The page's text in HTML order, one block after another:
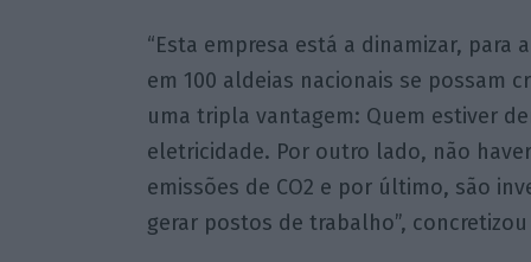
“Esta empresa está a dinamizar,
em 100 aldeias nacionais se possam
uma tripla vantagem: Quem estiver
eletricidade. Por outro lado, não
emissões de CO2 e por último, são
gerar postos de trabalho”,